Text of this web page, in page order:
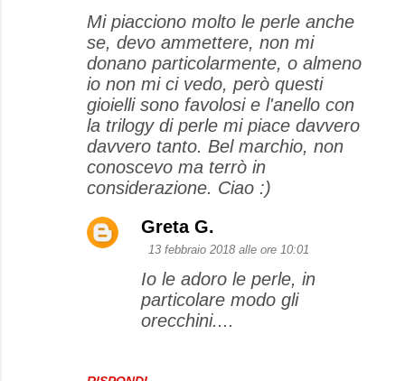
Mi piacciono molto le perle anche
se, devo ammettere, non mi
donano particolarmente, o almeno
io non mi ci vedo, però questi
gioielli sono favolosi e l'anello con
la trilogy di perle mi piace davvero
davvero tanto. Bel marchio, non
conoscevo ma terrò in
considerazione. Ciao :)
Greta G.
13 febbraio 2018 alle ore 10:01
Io le adoro le perle, in
particolare modo gli
orecchini....